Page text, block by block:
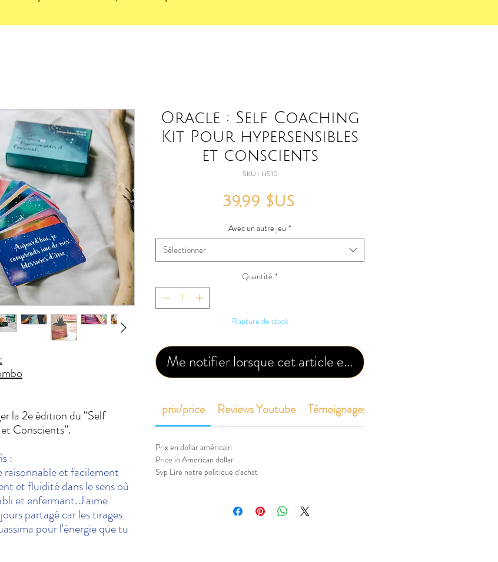
la 2e édition du “Self
Conscients”.
:
raisonnable et facilement
et fluidité dans le sens où
et enfermant. J'aime
partagé car les tirages
pour l'énergie que tu
Oracle : Self Coaching
Kit Pour hypersensibles
et conscients
SKU : HS10
39,99 $USPrix
Avec un autre jeu *
Sélectionner
Quantité *
Rupture de stock
Me notifier lorsque cet article est disponible
prix/price Reviews Youtube Témoignages
Prix en dollar américain
Price in American dollar
Svp Lire notre politique d'achat